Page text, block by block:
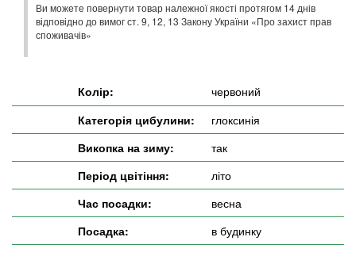
Ви можете повернути товар належної якості протягом 14 днів
відповідно до вимог ст. 9, 12, 13 Закону України «Про захист прав
споживачів»
Колір:
червоний
Категорія цибулини:
глоксинія
Викопка на зиму:
так
Період цвітіння:
літо
Час посадки:
весна
Посадка:
в будинку